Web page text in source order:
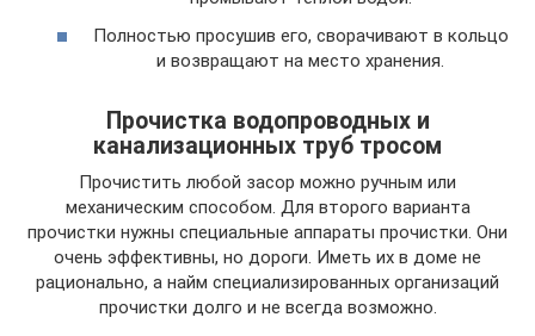
Полностью просушив его, сворачивают в кольцо
и возвращают на место хранения.
Прочистка водопроводных и
канализационных труб тросом
Прочистить любой засор можно ручным или
механическим способом. Для второго варианта
прочистки нужны специальные аппараты прочистки. Они
очень эффективны, но дороги. Иметь их в доме не
рационально, а найм специализированных организаций
прочистки долго и не всегда возможно.